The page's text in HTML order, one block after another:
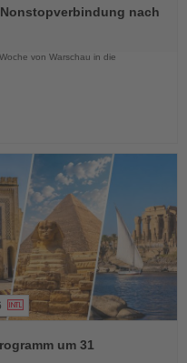
nach
von Warschau in die
um 31